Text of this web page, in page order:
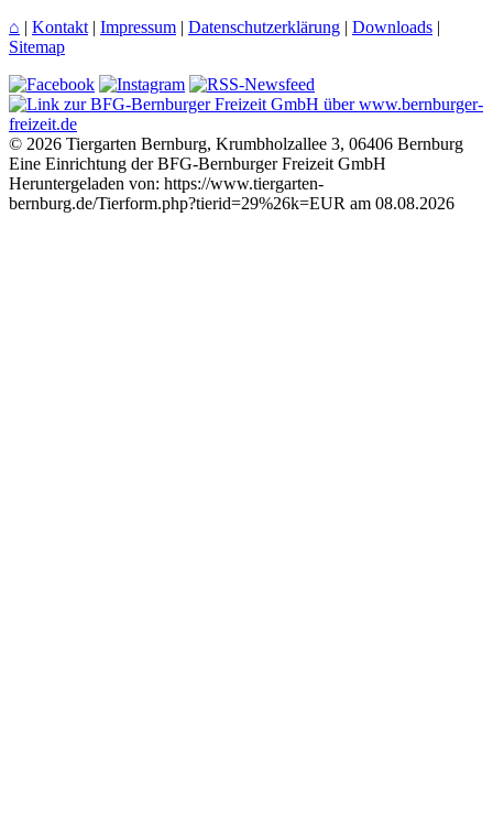
⌂ | Kontakt | Impressum | Datenschutzerklärung | Downloads |
Sitemap
© 2026 Tiergarten Bernburg, Krumbholzallee 3, 06406 Bernburg
Eine Einrichtung der BFG-Bernburger Freizeit GmbH
Heruntergeladen von: https://www.tiergarten-
bernburg.de/Tierform.php?tierid=29%26k=EUR am 08.08.2026